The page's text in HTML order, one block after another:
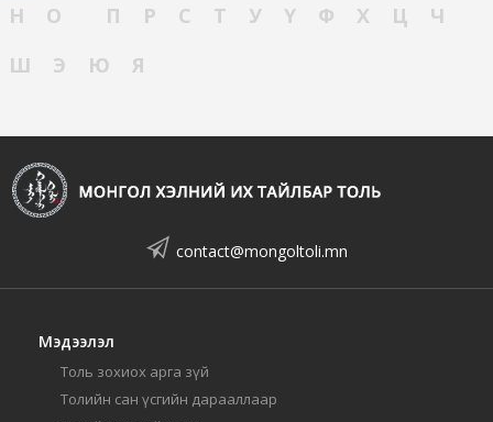
Н
О П Р С Т У Ү Ф Х Ц
Ч
Ш
Э Ю Я
contact@mongoltoli.mn
Мэдээлэл
Толь зохиох арга зүй
Толийн сан үсгийн дарааллаар